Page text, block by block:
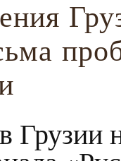
Грузии